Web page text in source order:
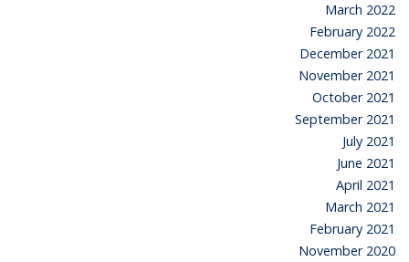
March 2022
February 2022
December 2021
November 2021
October 2021
September 2021
July 2021
June 2021
April 2021
March 2021
February 2021
November 2020